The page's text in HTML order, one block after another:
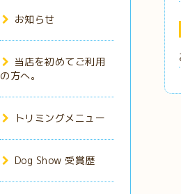
お知らせ
当店を初めてご利用
の方へ。
トリミングメニュー
Dog Show 受賞歴